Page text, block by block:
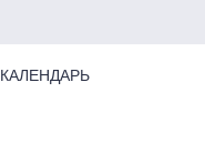
КАЛЕНДАРЬ